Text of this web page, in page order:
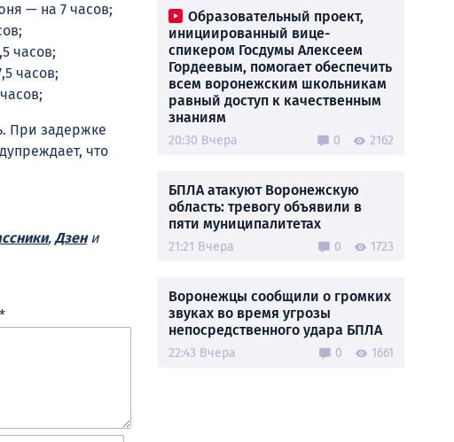
— на 7 часов;
часов;
часов;
При задержке
что
, Дзени
*
Образовательный проект,
инициированный вице-
спикером Госдумы Алексеем
Гордеевым, помогает обеспечить
всем воронежским школьникам
равный доступ к качественным
знаниям
20:30 Вчера 0 2162
БПЛА атакуют Воронежскую
область: тревогу объявили в
пяти муниципалитетах
21:21 Вчера 0 1723
Воронежцы сообщили о громких
звуках во время угрозы
непосредственного удара БПЛА
22:43 Вчера 0 1661